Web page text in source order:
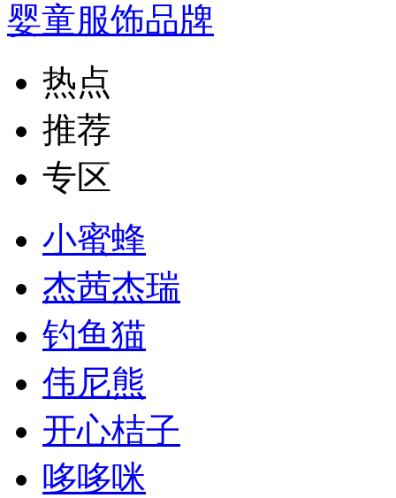
婴童服饰品牌
热点
推荐
专区
小蜜蜂
杰茜杰瑞
钓鱼猫
伟尼熊
开心桔子
哆哆咪